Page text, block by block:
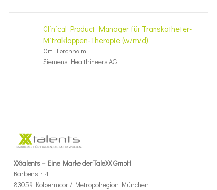
Clinical Product Manager für Transkatheter-
Mitralklappen-Therapie (w/m/d)
Ort: Forchheim
Siemens Healthineers AG
XXtalents – Eine Marke der TaleXX GmbH
Barbenstr. 4
83059 Kolbermoor / Metropolregion München